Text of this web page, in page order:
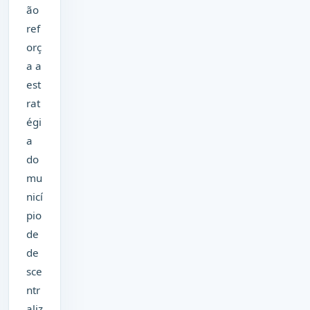
ão
ref
orç
a a
est
rat
égi
a
do
mu
nicí
pio
de
de
sce
ntr